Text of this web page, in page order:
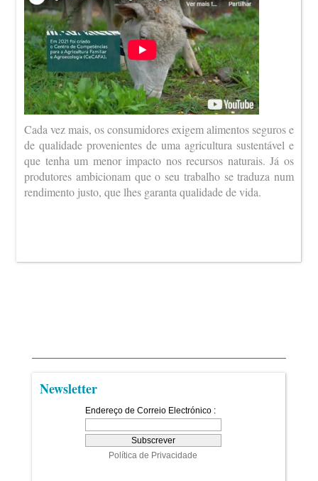
Cada vez mais, os consumidores exigem alimentos seguros e
de qualidade provenientes de uma agricultura sustentável e
que tenha um menor impacto nos recursos naturais. Já os
produtores ambicionam que o seu trabalho se traduza num
rendimento justo, que lhes garanta qualidade de vida.
Newsletter